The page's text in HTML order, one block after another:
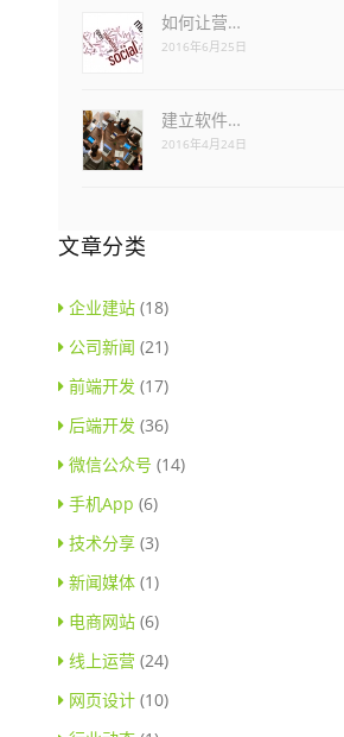
如何让营…
2016年6月25日
建立软件…
2016年4月24日
文章分类
企业建站 (18)
公司新闻 (21)
前端开发 (17)
后端开发 (36)
微信公众号 (14)
手机App (6)
技术分享 (3)
新闻媒体 (1)
电商网站 (6)
线上运营 (24)
网页设计 (10)